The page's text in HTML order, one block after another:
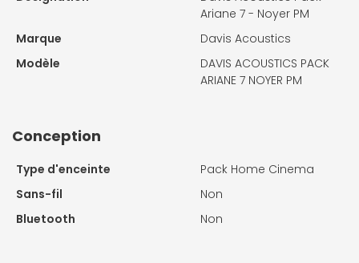
Ariane 7 - Noyer PM
Marque
Davis Acoustics
Modèle
DAVIS ACOUSTICS PACK
ARIANE 7 NOYER PM
Conception
Type d'enceinte
Pack Home Cinema
Sans-fil
Non
Bluetooth
Non